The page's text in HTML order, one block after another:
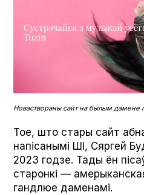
Новаствораны сайт на былым дамене
Тое, што стары сайт
напісанымі ШІ, Сяргей
2023 годзе. Тады ён
старонкі —
гандлюе даменамі.